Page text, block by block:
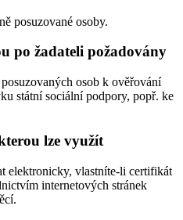
posuzované osoby.
po žadateli požadovány
osob k ověřování
státní sociální podpory, popř. ke
lze využít
elektronicky, vlastníte-li certifikát
internetových stránek